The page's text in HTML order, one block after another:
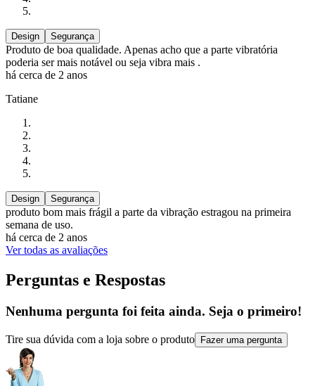
Design Segurança
Produto de boa qualidade. Apenas acho que a parte vibratória
poderia ser mais notável ou seja vibra mais .
há cerca de 2 anos
Tatiane
Design Segurança
produto bom mais frágil a parte da vibração estragou na primeira
semana de uso.
há cerca de 2 anos
Ver todas as avaliações
Perguntas e Respostas
Nenhuma pergunta foi feita ainda. Seja o primeiro!
Tire sua dúvida com a loja sobre o produto Fazer uma pergunta